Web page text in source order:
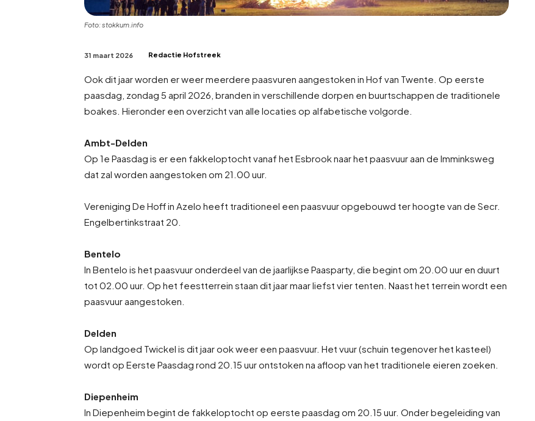
Foto: stokkum.info
31 maart 2026 Redactie Hofstreek
Ook dit jaar worden er weer meerdere paasvuren aangestoken in Hof van Twente. Op eerste
paasdag, zondag 5 april 2026, branden in verschillende dorpen en buurtschappen de traditionele
boakes. Hieronder een overzicht van alle locaties op alfabetische volgorde.
Ambt-Delden
Op 1e Paasdag is er een fakkeloptocht vanaf het Esbrook naar het paasvuur aan de Imminksweg
dat zal worden aangestoken om 21.00 uur.
Vereniging De Hoff in Azelo heeft traditioneel een paasvuur opgebouwd ter hoogte van de Secr.
Engelbertinkstraat 20.
Bentelo
In Bentelo is het paasvuur onderdeel van de jaarlijkse Paasparty, die begint om 20.00 uur en duurt
tot 02.00 uur. Op het feestterrein staan dit jaar maar liefst vier tenten. Naast het terrein wordt een
paasvuur aangestoken.
Delden
Op landgoed Twickel is dit jaar ook weer een paasvuur. Het vuur (schuin tegenover het kasteel)
wordt op Eerste Paasdag rond 20.15 uur ontstoken na afloop van het traditionele eieren zoeken.
Diepenheim
In Diepenheim begint de fakkeloptocht op eerste paasdag om 20.15 uur. Onder begeleiding van